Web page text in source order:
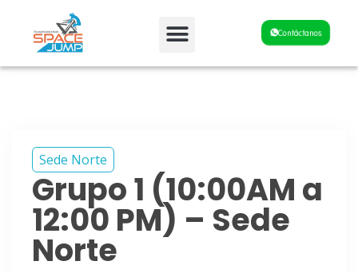
Contáctanos
Sede Norte
Grupo 1 (10:00AM a
12:00 PM) – Sede
Norte